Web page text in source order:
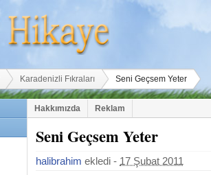
Karadenizli Fıkraları Seni Geçsem Yeter
Hakkımızda Reklam
Seni Geçsem Yeter
halibrahim ekledi - 17 Şubat 2011